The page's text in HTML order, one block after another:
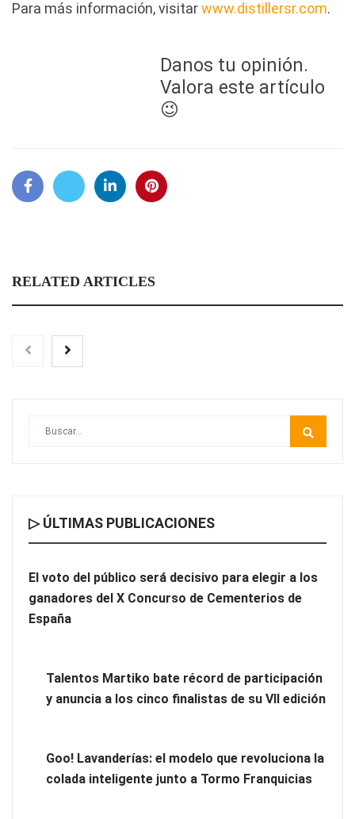
Para más información, visitarwww.distillersr.com.
Danos tu opinión.
Valora este artículo
😉
RELATED ARTICLES
El voto del público será decisivo para elegir a los ganadores
del X Concurso de Cementerios de España
Talentos Martiko bate récord de participación y anuncia a los
▷ ÚLTIMAS PUBLICACIONES
El voto del público será decisivo para elegir a los
ganadores del X Concurso de Cementerios de
España
Talentos Martiko bate récord de participación
y anuncia a los cinco finalistas de su VII edición
Goo! Lavanderías: el modelo que revoluciona la
colada inteligente junto a Tormo Franquicias